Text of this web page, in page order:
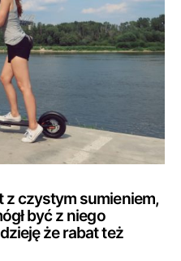
z czystym sumieniem,
być z niego
że rabat też